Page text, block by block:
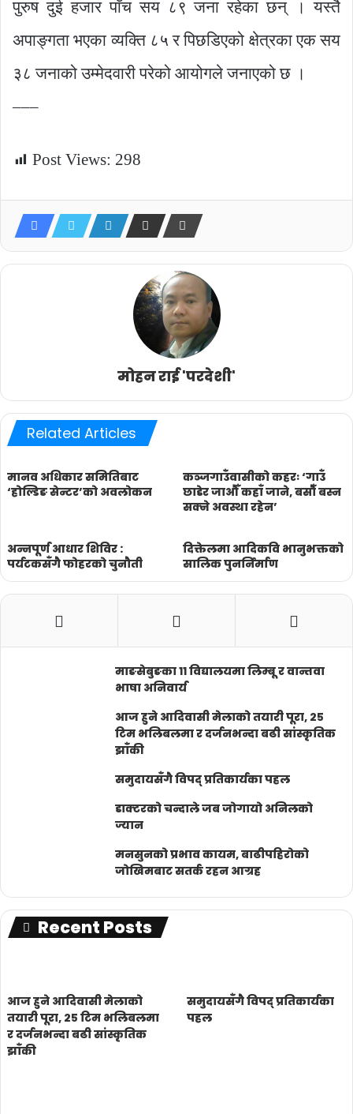
पुरुष दुई हजार पाँच सय ८९ जना रहेका छन् । यस्तै
अपाङ्गता भएका व्यक्ति ८५ र पिछडिएको क्षेत्रका एक सय
३८ जनाको उम्मेदवारी परेको आयोगले जनाएको छ ।
–––
Post Views: 298
मोहन राई 'परदेशी'
Related Articles
मानव अधिकार समितिबाट
‘होल्डिङ सेन्टर’को अवलोकन
कञ्जगाउँवासीको कहरः ‘गाउँ
छाडेर जाऔँ कहाँ जाने, बसौँ बस्न
सक्ने अवस्था रहेन’
अन्नपूर्ण आधार शिविर :
पर्यटकसँगै फोहरको चुनौती
दिक्तेलमा आदिकवि भानुभक्तको
सालिक पुनर्निर्माण
माङसेबुङका ११ विद्यालयमा लिम्बू र वान्तवा
भाषा अनिवार्य
आज हुने आदिवासी मेलाको तयारी पूरा, २५
टिम भलिबलमा र दर्जनभन्दा बढी सांस्कृतिक
झाँकी
समुदायसँगै विपद् प्रतिकार्यका पहल
डाक्टरको चन्दाले जब जोगायो अनिलको
ज्यान
मनसुनको प्रभाव कायम, बाढीपहिरोको
जोखिमबाट सतर्क रहन आग्रह
Recent Posts
आज हुने आदिवासी मेलाको
तयारी पूरा, २५ टिम भलिबलमा
र दर्जनभन्दा बढी सांस्कृतिक
झाँकी
समुदायसँगै विपद् प्रतिकार्यका
पहल